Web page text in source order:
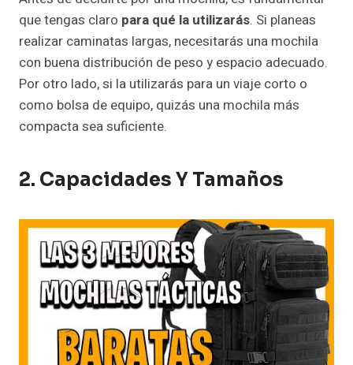
que tengas claro para qué la utilizarás. Si planeas
realizar caminatas largas, necesitarás una mochila
con buena distribución de peso y espacio adecuado.
Por otro lado, si la utilizarás para un viaje corto o
como bolsa de equipo, quizás una mochila más
compacta sea suficiente.
2. Capacidades Y Tamaños